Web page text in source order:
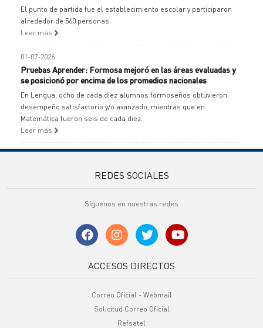
El punto de partida fue el establecimiento escolar y participaron
alrededor de 560 personas.
Leer más
01-07-2026
Pruebas Aprender: Formosa mejoró en las áreas evaluadas y
se posicionó por encima de los promedios nacionales
En Lengua, ocho de cada diez alumnos formoseños obtuvieron
desempeño satisfactorio y/o avanzado, mientras que en
Matemática fueron seis de cada diez.
Leer más
REDES SOCIALES
Síguenos en nuestras redes
ACCESOS DIRECTOS
Correo Oficial - Webmail
Solicitud Correo Oficial
Refsatel